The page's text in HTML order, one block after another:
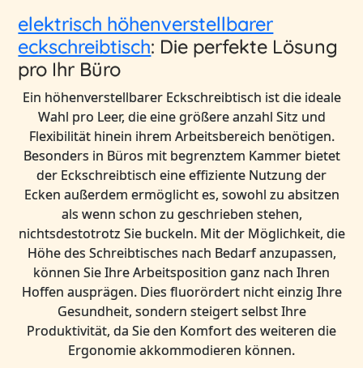
elektrisch höhenverstellbarer
eckschreibtisch: Die perfekte Lösung
pro Ihr Büro
Ein höhenverstellbarer Eckschreibtisch ist die ideale
Wahl pro Leer, die eine größere anzahl Sitz und
Flexibilität hinein ihrem Arbeitsbereich benötigen.
Besonders in Büros mit begrenztem Kammer bietet
der Eckschreibtisch eine effiziente Nutzung der
Ecken außerdem ermöglicht es, sowohl zu absitzen
als wenn schon zu geschrieben stehen,
nichtsdestotrotz Sie buckeln. Mit der Möglichkeit, die
Höhe des Schreibtisches nach Bedarf anzupassen,
können Sie Ihre Arbeitsposition ganz nach Ihren
Hoffen ausprägen. Dies fluorördert nicht einzig Ihre
Gesundheit, sondern steigert selbst Ihre
Produktivität, da Sie den Komfort des weiteren die
Ergonomie akkommodieren können.